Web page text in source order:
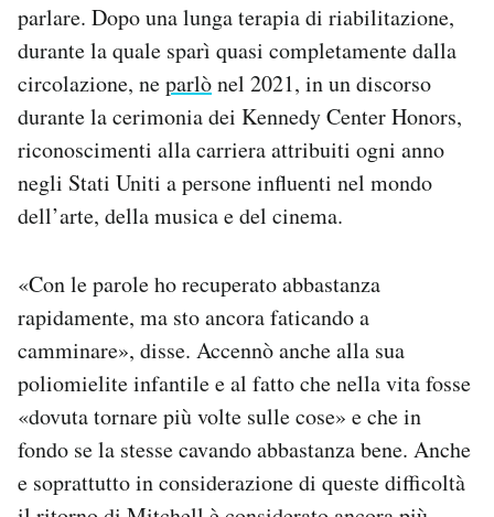
parlare. Dopo una lunga terapia di riabilitazione,
durante la quale sparì quasi completamente dalla
circolazione, neparlònel 2021, in un discorso
durante la cerimonia dei Kennedy Center Honors,
riconoscimenti alla carriera attribuiti ogni anno
negli Stati Uniti a persone influenti nel mondo
dell’arte, della musica e del cinema.
«Con le parole ho recuperato abbastanza
rapidamente, ma sto ancora faticando a
camminare», disse. Accennò anche alla sua
poliomielite infantile e al fatto che nella vita fosse
«dovuta tornare più volte sulle cose» e che in
fondo se la stesse cavando abbastanza bene. Anche
e soprattutto in considerazione di queste difficoltà